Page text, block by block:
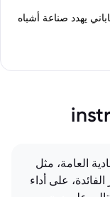
يهدد صناعة أشباه
العامة، مثل
على أداء